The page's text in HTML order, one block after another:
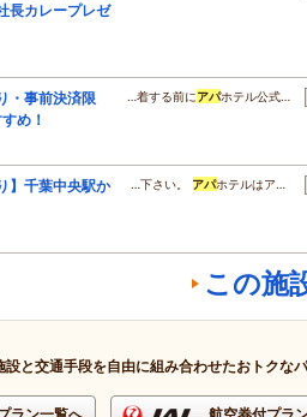
長カレープレゼ
・事前決済限
め！
…着する前にアパホテル公式…
】千葉中央駅か
…下さい。 アパホテルはア…
この施
設と交通手段を自由に組み合わせたおトクな